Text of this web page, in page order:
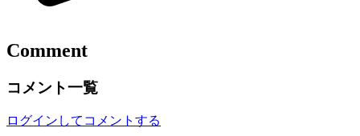
Comment
コメント一覧
ログインしてコメントする